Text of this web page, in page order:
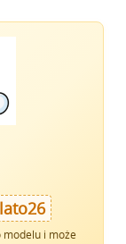
lato26
i może